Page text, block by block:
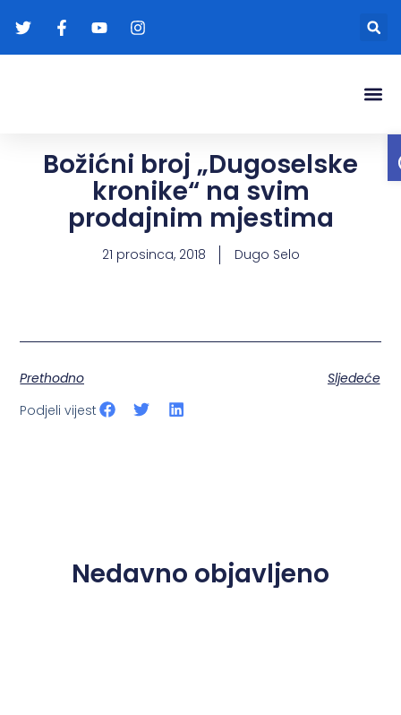
Božićni broj „Dugoselske
kronike“ na svim
prodajnim mjestima
21 prosinca, 2018 Dugo Selo
Prethodno
Sljedeće
Podjeli vijest
Nedavno objavljeno